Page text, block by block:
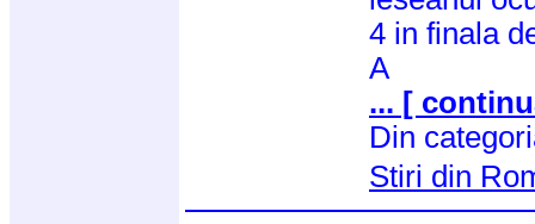
4 in finala
A
... [
Din
Stiri din